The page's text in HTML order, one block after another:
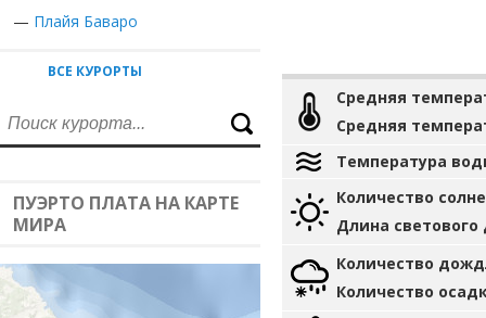
— Плайя Баваро
ВСЕ КУРОРТЫ
ПУЭРТО ПЛАТА НА КАРТЕ
МИРА
Средняя
Средняя
Температура
Количество
Длина светового
Количество
Количество